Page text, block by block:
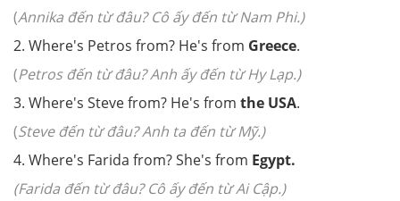
(Annika đến từ đâu? Cô ấy đến từ Nam Phi.)
2. Where's Petros from? He's from Greece.
(Petros đến từ đâu? Anh ấy đến từ Hy Lạp.)
3. Where's Steve from? He's from the USA.
(Steve đến từ đâu? Anh ta đến từ Mỹ.)
4. Where's Farida from? She's from Egypt.
(Farida đến từ đâu? Cô ấy đến từ Ai Cập.)